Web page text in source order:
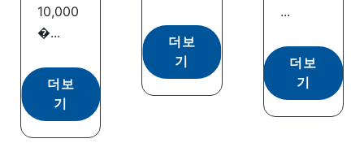
10,000
�...
더보
기
더보
기
...
더보
기